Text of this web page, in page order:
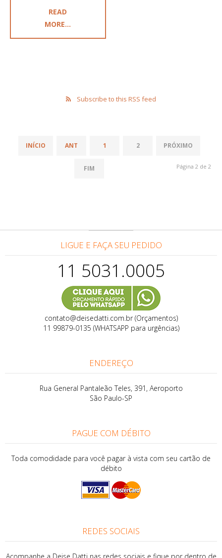
READ
MORE...
Subscribe to this RSS feed
INÍCIO ANT 1 2 PRÓXIMO
FIM Página 2 de 2
LIGUE E FAÇA SEU PEDIDO
11 5031.0005
contato@deisedatti.com.br (Orçamentos)
11 99879-0135 (WHATSAPP para urgências)
ENDEREÇO
Rua General Pantaleão Teles, 391, Aeroporto
São Paulo-SP
PAGUE COM DÉBITO
Toda comodidade para você pagar à vista com seu cartão de
débito
REDES SOCIAIS